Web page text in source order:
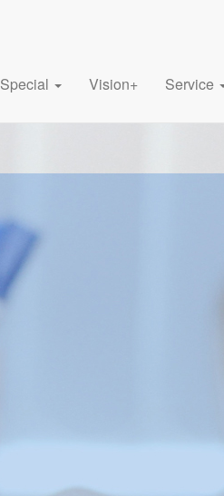
Special Vision+ Service